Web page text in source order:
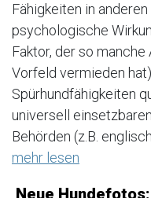
Fähigkeiten in
psychologische
Faktor, der so
Vorfeld vermieden
Spürhundfähigkeiten
universell
Behörden (z.B.
mehr lesen
Neue Hundefotos: